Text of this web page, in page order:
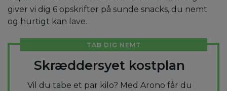
giver vi dig 6 opskrifter på sunde snacks, du nemt
og hurtigt kan lave.
TAB DIG NEMT
Skræddersyet kostplan
Vil du tabe et par kilo? Med Arono får du